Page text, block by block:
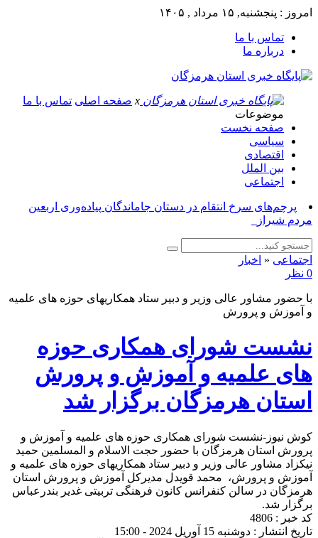
امروز : پنجشنبه, ۱۵ مرداد , ۱۴۰۵
تماس با ما
درباره ما
x صفحه اصلی تماس با ما
موضوعات
صفحه نخست
سیاسی
اقتصادی
بین الملل
اجتماعی
پرچم‌های سرخ انتقام در دستان جاماندگان پیاده‌وری اربعین
مردم شیراز_
اجتماعی « اخبار
0 نظر
با حضور مشاور عالی وزیر و دبیر ستاد همکاریهای حوزه های علمیه
و آموزش و پرورش
نشست شورای همکاری حوزه
های علمیه و آموزش و پرورش
استان هرمزگان برگزار شد
کوش نیوز-نشست شورای همکاری حوزه های علمیه و آموزش و
پرورش استان هرمزگان با حضور حجت الاسلام و المسلمین حمید
نیکزاد مشاور عالی وزیر و دبیر ستاد همکاریهای حوزه های علمیه و
آموزش و پرورش، محمد قویدل مدیرکل آموزش و پرورش استان
هرمزگان در سالن کنفرانس کانون فرهنگی تربیتی غدیر بندرعباس
برگزار شد.
کد خبر : 4806
تاریخ انتشار : دوشنبه 15 آوریل 2024 - 15:00